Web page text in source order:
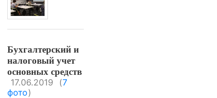
Бухгалтерский и
налоговый учет
основных средств
17.06.2019
(7
фото)